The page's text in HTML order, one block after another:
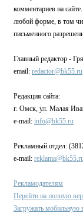
комментариев на
любой форме, в том
письменного
Главный редактор -
email: redactor@bk55.ru
Редакция сайта:
г. Омск, ул. Малая
e-mail: info@bk55.ru
Рекламный отдел:
e-mail:
Рекламодателям
Перейти на полную
Загружать